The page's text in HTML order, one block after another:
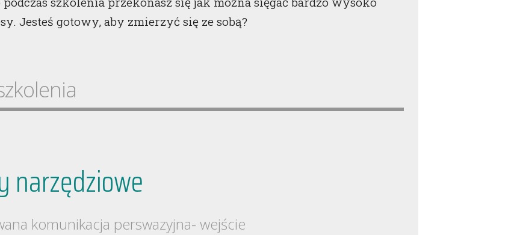
Jesteś gotowy, aby zmierzyć się ze sobą?
narzędziowe
komunikacja perswazyjna- wejście